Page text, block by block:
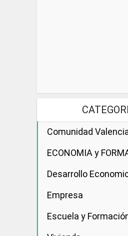
Comunidad
ECONOMIA y
Desarrollo
Empresa
Escuela y